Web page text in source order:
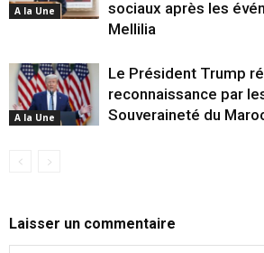
A la Une
sociaux après les
Mellilia
A la Une
Le Président Trump
reconnaissance par
Souveraineté du
Laisser un commentaire